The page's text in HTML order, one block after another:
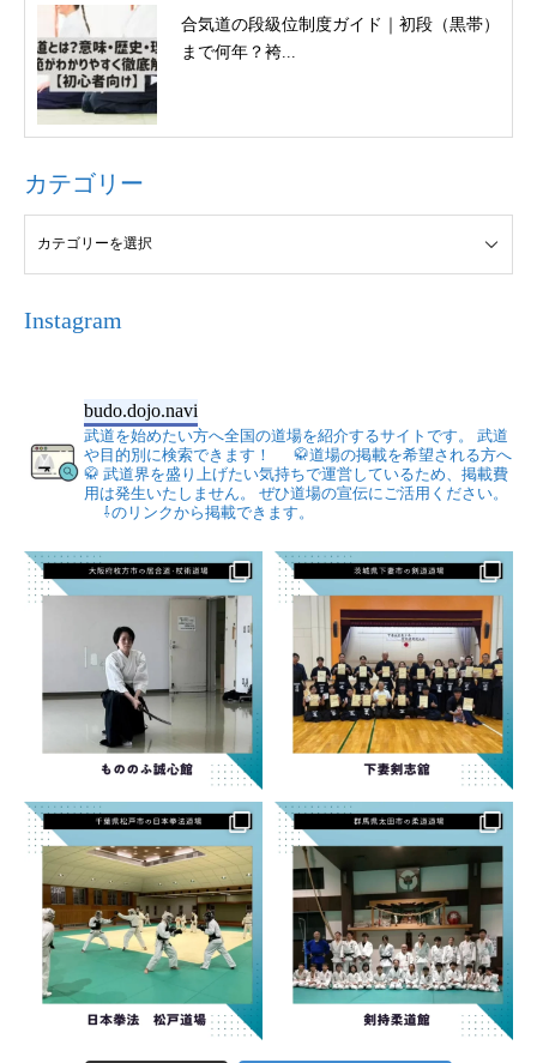
合気道の段級位制度ガイド｜初段（黒帯）
まで何年？袴...
カテゴリー
Instagram
budo.dojo.navi
武道を始めたい方へ全国の道場を紹介するサイトです。
武道
や目的別に検索できます！
🥋道場の掲載を希望される方へ
🥋 武道界を盛り上げたい気持ちで運営しているため、掲載費
用は発生いたしません。
ぜひ道場の宣伝にご活用ください。
⇩のリンクから掲載できます。